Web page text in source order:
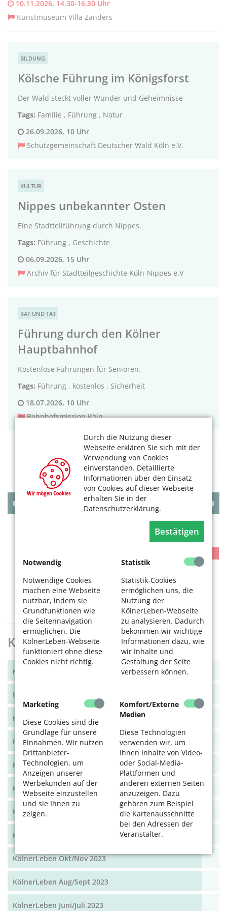
Durch die Nutzung dieser
Webseite erklären Sie sich mit der
Verwendung von Cookies
einverstanden. Detaillierte
Informationen über den Einsatz
von Cookies auf dieser Webseite
erhalten Sie in der
Datenschutzerklärung.
Bestätigen
Notwendig
Notwendige Cookies
machen eine Webseite
nutzbar, indem sie
Grundfunktionen wie
die Seitennavigation
ermöglichen. Die
KölnerLeben-Webseite
funktioniert ohne diese
Cookies nicht richtig.
Statistik
Statistik-Cookies
ermöglichen uns, die
Nutzung der
KölnerLeben-Webseite
zu analysieren. Dadurch
bekommen wir wichtige
Informationen dazu, wie
wir Inhalte und
Gestaltung der Seite
verbessern können.
Marketing
Diese Cookies sind die
Grundlage für unsere
Einnahmen. Wir nutzen
Drittanbieter-
Technologien, um
Anzeigen unserer
Werbekunden auf der
Webseite einzustellen
und sie Ihnen zu
zeigen.
Komfort/Externe
Medien
Diese Technologien
verwenden wir, um
Ihnen Inhalte von Video-
oder Social-Media-
Plattformen und
anderen externen Seiten
anzuzeigen. Dazu
gehören zum Beispiel
die Kartenausschnitte
bei den Adressen der
Veranstalter.
10.11.2026, 14.30-16.30 Uhr
Kunstmuseum Villa Zanders
BILDUNG
Kölsche Führung im Königsforst
Der Wald steckt voller Wunder und Geheimnisse
Tags: Familie , Führung , Natur
26.09.2026, 10 Uhr
Schutzgemeinschaft Deutscher Wald Köln e.V.
KULTUR
Nippes unbekannter Osten
Eine Stadtteilführung durch Nippes.
Tags: Führung , Geschichte
06.09.2026, 15 Uhr
Archiv für Stadtteilgeschichte Köln-Nippes e.V
RAT UND TAT
Führung durch den Kölner
Hauptbahnhof
Kostenlose Führungen für Senioren.
Tags: Führung , kostenlos , Sicherheit
18.07.2026, 10 Uhr
Bahnhofsmission Köln
« 1 2 ...
AUGUST2026
SA
SO
10
11 14
16
17
18 19 21 22
24
25 26 28 29
31
KölnerLeben Archiv
KölnerLeben Winter 2025
KölnerLeben Sommer 2025
KölnerLeben Frühjahr 2025
KölnerLeben Winter 2024/25
KölnerLeben Herbst 2024
KölnerLeben Sommer 2024
KölnerLeben Frühjahr 2024
KölnerLeben Dez/Jan/Feb 2023/24
KölnerLeben Okt/Nov 2023
KölnerLeben Aug/Sept 2023
KölnerLeben Juni/Juli 2023